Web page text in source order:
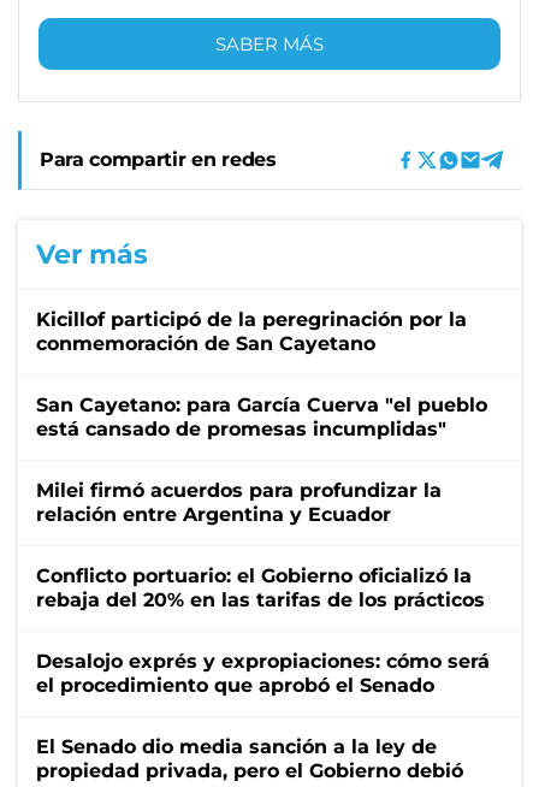
SABER MÁS
Para compartir en redes
Ver más
Kicillof participó de la peregrinación por la
conmemoración de San Cayetano
San Cayetano: para García Cuerva "el pueblo
está cansado de promesas incumplidas"
Milei firmó acuerdos para profundizar la
relación entre Argentina y Ecuador
Conflicto portuario: el Gobierno oficializó la
rebaja del 20% en las tarifas de los prácticos
Desalojo exprés y expropiaciones: cómo será
el procedimiento que aprobó el Senado
El Senado dio media sanción a la ley de
propiedad privada, pero el Gobierno debió